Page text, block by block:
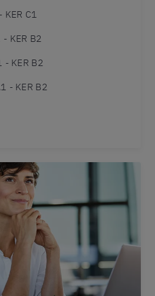
KER C1
KER B2
- KER B2
- KER B2